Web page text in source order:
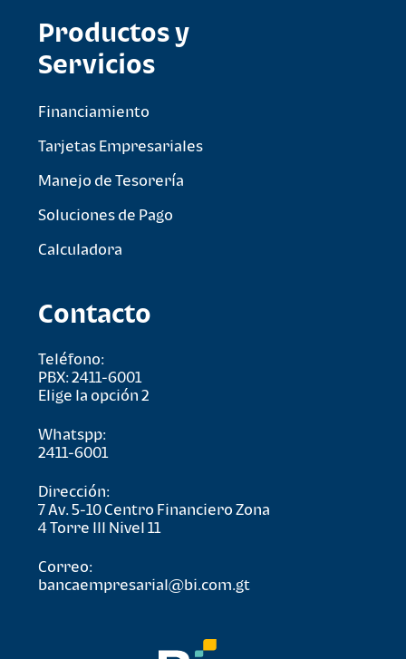
Productos y
Servicios
Financiamiento
Tarjetas Empresariales
Manejo de Tesorería
Soluciones de Pago
Calculadora
Contacto
Teléfono:
PBX: 2411-6001
Elige la opción 2
Whatspp:
2411-6001
Dirección:
7 Av. 5-10 Centro Financiero Zona
4 Torre lll Nivel 11
Correo:
bancaempresarial@bi.com.gt